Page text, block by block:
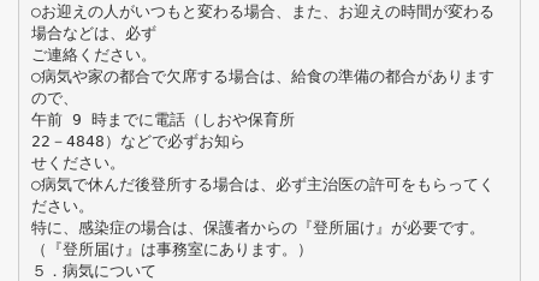
○お迎えの人がいつもと変わる場合、また、お迎えの時間が変わる
場合などは、必ず
ご連絡ください。
○病気や家の都合で欠席する場合は、給食の準備の都合があります
ので、
午前 9 時までに電話（しおや保育所
22－4848）などで必ずお知ら
せください。
○病気で休んだ後登所する場合は、必ず主治医の許可をもらってく
ださい。
特に、感染症の場合は、保護者からの『登所届け』が必要です。
（『登所届け』は事務室にあります。）
５．病気について